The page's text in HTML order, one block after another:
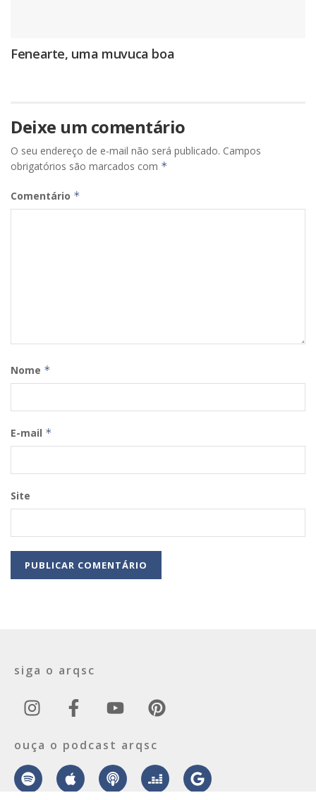
Fenearte, uma muvuca boa
Deixe um comentário
O seu endereço de e-mail não será publicado. Campos
obrigatórios são marcados com *
Comentário *
Nome *
E-mail *
Site
siga o arqsc
ouça o podcast arqsc